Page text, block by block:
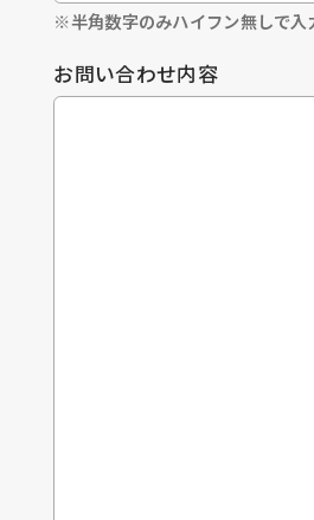
※半角数字のみハイフン無しで入
お問い合わせ内容